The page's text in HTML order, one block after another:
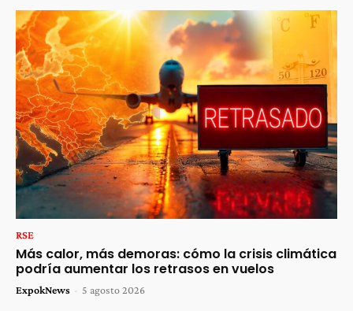
RSE
Más calor, más demoras: cómo la crisis climática
podría aumentar los retrasos en vuelos
ExpokNews - 5 agosto 2026